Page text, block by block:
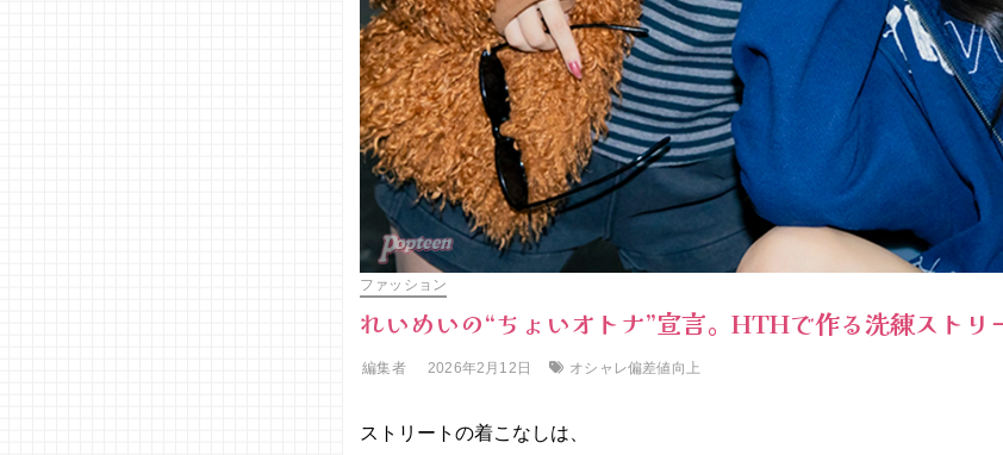
ファッション
れいめいの“ちょいオトナ”宣言。HTHで作る洗練スト
編集者 2026年2月12日 オシャレ偏差値向上
ストリートの着こなしは、